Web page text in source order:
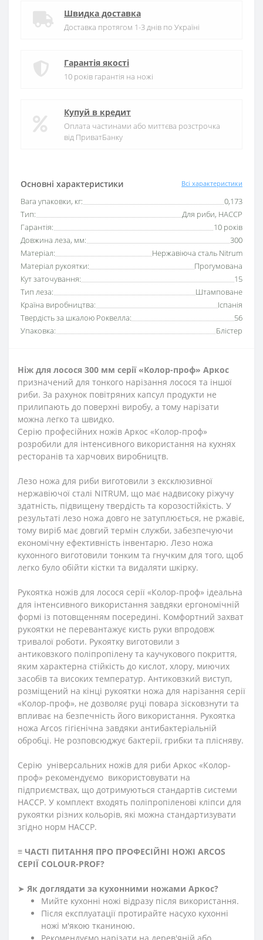
Основні характеристики Всі характеристики
Вага упаковки, кг:
0,173
Тип:
Для риби, HACCP
Гарантія:
10 років
Довжина леза, мм:
300
Матеріал:
Нержавіюча сталь Nitrum
Матеріал рукоятки:
Прогумована
Кут заточування:
15
Тип леза:
Штамповане
Країна виробництва:
Іспанія
Твердість за шкалою Роквелла:
56
Упаковка:
Блістер
Швидка доставка
Доставка протягом 1-3 днів по Україні
Гарантія якості
10 років гарантія на ножі
Купуй в кредит
Оплата частинами або миттєва розстрочка
від ПриватБанку
Ніж для лосося 300 мм серії «Колор-проф» Аркос
призначений для тонкого нарізання лосося та іншої
риби. За рахунок повітряних капсул продукти не
прилипають до поверхні виробу, а тому нарізати
можна легко та швидко.
Серію професійних ножів Аркос «Колор-проф»
розробили для інтенсивного використання на кухнях
ресторанів та харчових виробництв.
Лезо ножа для риби виготовили з ексклюзивної
нержавіючої сталі NITRUM, що має надвисоку ріжучу
здатність, підвищену твердість та корозостійкість. У
результаті лезо ножа довго не затуплюється, не ржавіє,
тому виріб має довгий термін служби, забезпечуючи
економічну ефективність інвентарю. Лезо ножа
кухонного виготовили тонким та гнучким для того, щоб
легко було обійти кістки та видаляти шкірку.
Рукоятка ножів для лосося серії «Колор-проф» ідеальна
для інтенсивного використання завдяки ергономічній
формі із потовщенням посередині. Комфортний захват
рукоятки не перевантажує кисть руки впродовж
тривалої роботи. Рукоятку виготовили з
антиковзкого поліпропілену та каучукового покриття,
яким характерна стійкість до кислот, хлору, миючих
засобів та високих температур. Антиковзкий виступ,
розміщений на кінці рукоятки ножа для нарізання серії
«Колор-проф», не дозволяє руці повара зісковзнути та
впливає на безпечність його використання. Рукоятка
ножа Аrcos гігієнічна завдяки антибактеріальній
обробці. Не розповсюджує бактерії, грибки та плісняву.
Серію універсальних ножів для риби Аркос «Колор-
проф» рекомендуємо використовувати на
підприємствах, що дотримуються стандартів системи
HACCP. У комплект входять поліпропіленові кліпси для
рукоятки різних кольорів, які можна стандартизувати
згідно норм НАССР.
≡ ЧАСТІ ПИТАННЯ ПРО ПРОФЕСІЙНІ НОЖІ ARCOS
СЕРІЇ СOLOUR-PROF?
➤ Як доглядати за кухонними ножами Аркос?
Мийте кухонні ножі відразу після використання.
Після експлуатації протирайте насухо кухонні
ножі м'якою тканиною.